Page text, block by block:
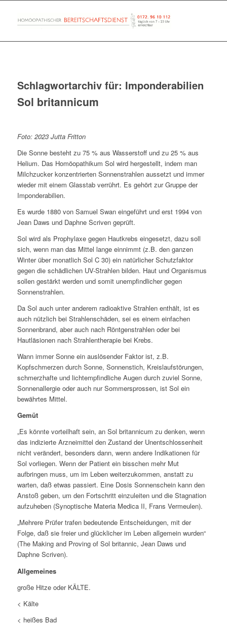
Schlagwortarchiv für: Imponderabilien
Sol britannicum
Foto: 2023 Jutta Fritton
Die Sonne besteht zu 75 % aus Wasserstoff und zu 25 % aus
Helium. Das Homöopathikum Sol wird hergestellt, indem man
Milchzucker konzentrierten Sonnenstrahlen aussetzt und immer
wieder mit einem Glasstab verrührt. Es gehört zur Gruppe der
Imponderabilien.
Es wurde 1880 von Samuel Swan eingeführt und erst 1994 von
Jean Daws und Daphne Scriven geprüft.
Sol wird als Prophylaxe gegen Hautkrebs eingesetzt, dazu soll
sich, wenn man das Mittel lange einnimmt (z.B. den ganzen
Winter über monatlich Sol C 30) ein natürlicher Schutzfaktor
gegen die schädlichen UV-Strahlen bilden. Haut und Organismus
sollen gestärkt werden und somit unempfindlicher gegen
Sonnenstrahlen.
Da Sol auch unter anderem radioaktive Strahlen enthält, ist es
auch nützlich bei Strahlenschäden, sei es einem einfachen
Sonnenbrand, aber auch nach Röntgenstrahlen oder bei
Hautläsionen nach Strahlentherapie bei Krebs.
Wann immer Sonne ein auslösender Faktor ist, z.B.
Kopfschmerzen durch Sonne, Sonnenstich, Kreislaufstörungen,
schmerzhafte und lichtempfindliche Augen durch zuviel Sonne,
Sonnenallergie oder auch nur Sommersprossen, ist Sol ein
bewährtes Mittel.
Gemüt
„Es könnte vorteilhaft sein, an Sol britannicum zu denken, wenn
das indizierte Arzneimittel den Zustand der Unentschlossenheit
nicht verändert, besonders dann, wenn andere Indikationen für
Sol vorliegen. Wenn der Patient ein bisschen mehr Mut
aufbringen muss, um im Leben weiterzukommen, anstatt zu
warten, daß etwas passiert. Eine Dosis Sonnenschein kann den
Anstoß geben, um den Fortschritt einzuleiten und die Stagnation
aufzuheben (Synoptische Materia Medica II, Frans Vermeulen).
„Mehrere Prüfer trafen bedeutende Entscheidungen, mit der
Folge, daß sie freier und glücklicher im Leben allgemein wurden“
(The Making and Proving of Sol britannic, Jean Daws und
Daphne Scriven).
Allgemeines
große Hitze oder KÄLTE.
< Kälte
< heißes Bad